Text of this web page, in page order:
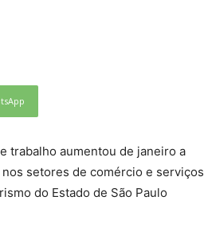
trabalho aumentou de janeiro a
setores de comércio e serviços
do Estado de São Paulo